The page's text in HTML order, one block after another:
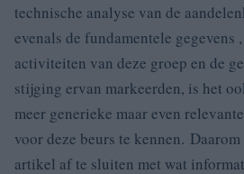
technische analyse van de
evenals de fundamentele gegevens
activiteiten van deze groep en de
stijging ervan markeerden, is het
meer generieke maar even
voor deze beurs te kennen.
artikel af te sluiten met wat